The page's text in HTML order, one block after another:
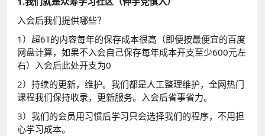
入会后我们提供哪些？
1）超6T的内容每年的保存成本很高（即便按最便宜的百度
网盘计算，如果不入会自己保存每年成本开支至少600元左
右）入会后此处开支为0
2）持续的更新，维护。我们都是人工整理维护，全网热门
课程我们保持收录，更新服务。入会后省事省力。
3）我们的会员用习惯后学习只会选择我们的程序，不用担
心学习成本。